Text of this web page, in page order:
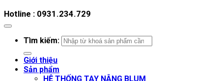
Hotline : 0931.234.729
Tìm kiếm:
Giới thiệu
Sản phẩm
HỆ THỐNG TAY NÂNG BLUM